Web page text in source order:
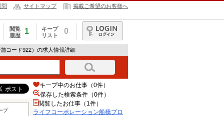
問 サイトマップ 掲載ご希望のお客様へ
閲覧
履歴
1
キープ
リスト
0
ログイン
コード922）の求人情報詳細
プ
キープ中のお仕事（0件）
保存した検索条件（0件）
閲覧したお仕事（1件）
ライフコーポレーション船橋プロ